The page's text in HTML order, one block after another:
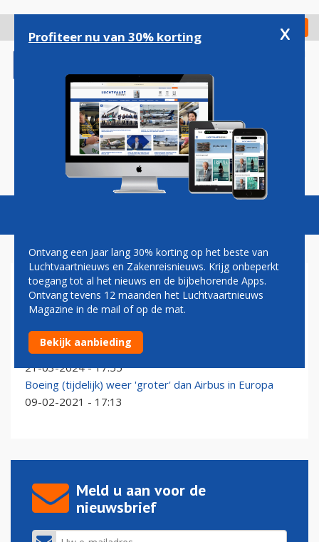
gaan
Check in
Magazine Podcasts Vacatures
TRIVIA
Boeing nog steeds dominant op Schiphol, maar niet
voor lang meer
21-03-2024 - 17:55
Boeing (tijdelijk) weer 'groter' dan Airbus in Europa
09-02-2021 - 17:13
Meld u aan voor de
nieuwsbrief
Profiteer nu van 30% korting x
Ontvang een jaar lang 30% korting op het beste van
Luchtvaartnieuws en Zakenreisnieuws. Krijg onbeperkt
toegang tot al het nieuws en de bijbehorende Apps.
Ontvang tevens 12 maanden het Luchtvaartnieuws
Magazine in de mail of op de mat.
Bekijk aanbieding